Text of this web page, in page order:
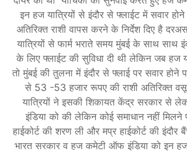
इन हज यात्रियों से इंदौर से फ्लाईट में सवार
अतिरिक्त राशी वापस करने के निर्देश दिए है
यात्रियों से फार्म भराते समय मुंबई के साथ साथ
के लिए फ्लाईट की सुविधा दी थी लेकिन जब हज
तो मुंबई की तुलना में इंदौर से फ्लाई पर सवार होने
से 53 -53 हजार रूपए की राशी अतिरिक्त
यात्रियों ने इसकी शिकायत केंद्र सरकार से
इंडिया को की लेकिन कोई समाधान नहीं मिलने
हाईकोर्ट की शरण ली और मप्र हाईकोर्ट की
भारत सरकार व हज कमेटी ऑफ इंडिया को इन हज